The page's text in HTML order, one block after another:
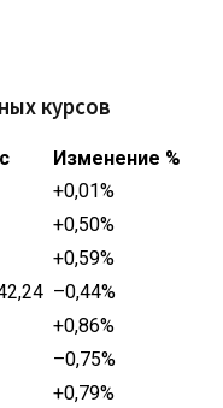
курсов
Изменение %
+0,01%
+0,50%
+0,59%
–0,44%
+0,86%
–0,75%
+0,79%